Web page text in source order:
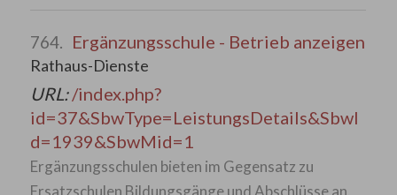
764. Ergänzungsschule - Betrieb anzeigen
Rathaus-Dienste
URL:/index.php?
id=37&SbwType=LeistungsDetails&SbwI
d=1939&SbwMid=1
Ergänzungsschulen bieten im Gegensatz zu
Ersatzschulen Bildungsgänge und Abschlüsse an,